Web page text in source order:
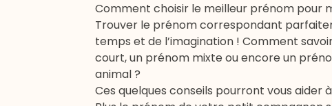
Comment choisir le meilleur prénom pour
Trouver le prénom correspondant
temps et de l’imagination ! Comment
court, un prénom mixte ou encore un
animal ?
Ces quelques conseils pourront vous aider